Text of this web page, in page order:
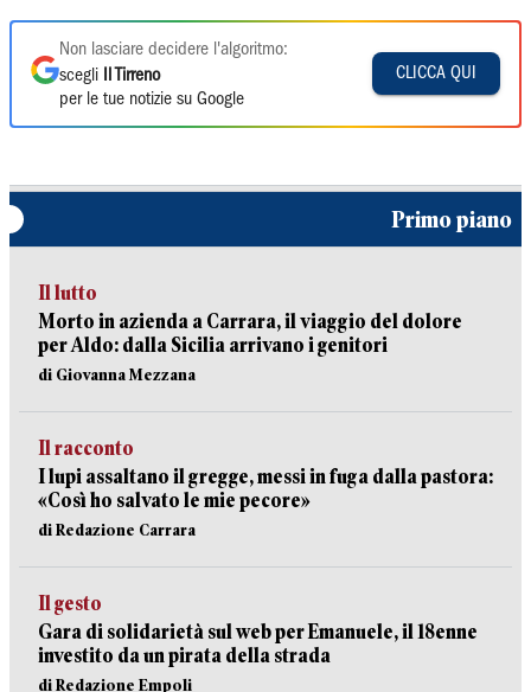
Non lasciare decidere l'algoritmo:
scegli
Il Tirreno
per le tue notizie su Google
CLICCA QUI
Primo piano
Il lutto
Morto in azienda a Carrara, il viaggio del dolore
per Aldo: dalla Sicilia arrivano i genitori
di Giovanna Mezzana
Il racconto
I lupi assaltano il gregge, messi in fuga dalla pastora:
«Così ho salvato le mie pecore»
di Redazione Carrara
Il gesto
Gara di solidarietà sul web per Emanuele, il 18enne
investito da un pirata della strada
di Redazione Empoli